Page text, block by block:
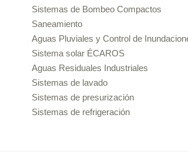
Sistemas de Bombeo Compactos
Saneamiento
Aguas Pluviales y Control de
Sistema solar ÉCAROS
Aguas Residuales Industriales
Sistemas de lavado
Sistemas de presurización
Sistemas de refrigeración